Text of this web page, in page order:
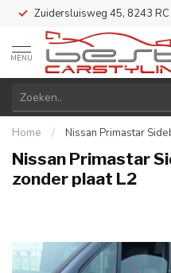
Zuidersluisweg 45, 8243 RC
MENU
Home / Nissan Primastar
Nissan Primastar
zonder plaat L2